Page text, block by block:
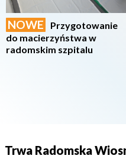
NOWE
Przygotowanie
do macierzyństwa w
radomskim szpitalu
Trwa Radomska